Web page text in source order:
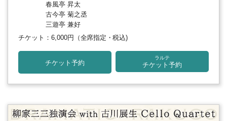
春風亭 昇太
古今亭 菊之丞
三遊亭 兼好
チケット：6,000円
（全席指定・税込)
チケット予約
ラルテ
チケット予約